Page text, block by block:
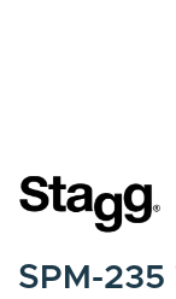
SPM-235